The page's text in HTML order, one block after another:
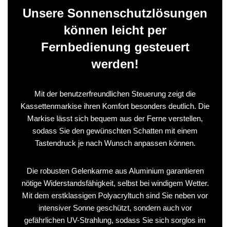
Unsere Sonnenschutzlösungen
können leicht per
Fernbedienung gesteuert
werden!
Mit der benutzerfreundlichen Steuerung zeigt die
Kassettenmarkise ihren Komfort besonders deutlich. Die
Markise lässt sich bequem aus der Ferne verstellen,
sodass Sie den gewünschten Schatten mit einem
Tastendruck je nach Wunsch anpassen können.
Die robusten Gelenkarme aus Aluminium garantieren
nötige Widerstandsfähigkeit, selbst bei windigem Wetter.
Mit dem erstklassigen Polyacryltuch sind Sie neben vor
intensiver Sonne geschützt, sondern auch vor
gefährlichen UV-Strahlung, sodass Sie sich sorglos im